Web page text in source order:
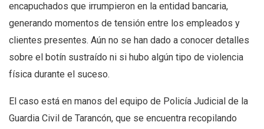
encapuchados que irrumpieron en la entidad bancaria,
generando momentos de tensión entre los empleados y
clientes presentes. Aún no se han dado a conocer detalles
sobre el botín sustraído ni si hubo algún tipo de violencia
física durante el suceso.
El caso está en manos del equipo de Policía Judicial de la
Guardia Civil de Tarancón, que se encuentra recopilando